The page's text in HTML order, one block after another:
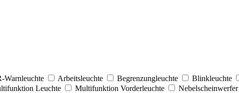
Warnleuchte Arbeitsleuchte Begrenzungleuchte Blinkleuchte
Leuchte Multifunktion Vorderleuchte Nebelscheinwerfer